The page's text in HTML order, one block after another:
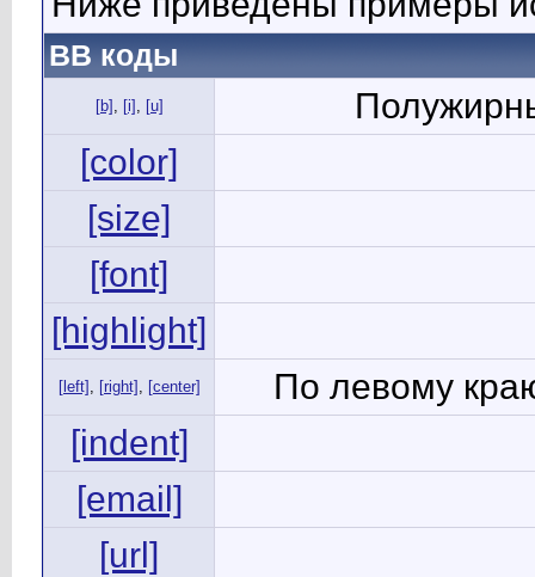
BB коды
[b] , [i] , [u]
[color]
[size]
[font]
[highlight]
[left] , [right] , [center]
По левому
[indent]
[email]
[url]